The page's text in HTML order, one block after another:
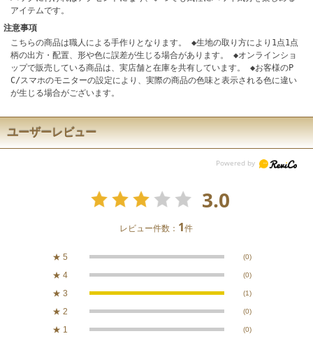
アイテムです。
注意事項
こちらの商品は職人による手作りとなります。 ◆生地の取り方により1点1点
柄の出方・配置、形や色に誤差が生じる場合があります。 ◆オンラインショ
ップで販売している商品は、実店舗と在庫を共有しています。 ◆お客様のP
C/スマホのモニターの設定により、実際の商品の色味と表示される色に違い
が生じる場合がございます。
ユーザーレビュー
3.0
レビュー件数： 1件
★ 5 (0)
★ 4 (0)
★ 3 (1)
★ 2 (0)
★ 1 (0)